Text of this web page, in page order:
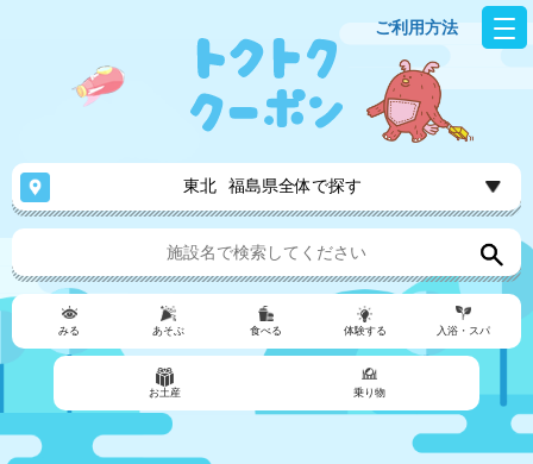
ご利用方法
東北 福島県全体で探す
みる あそぶ 食べる 体験する 入浴・スパ
お土産 乗り物